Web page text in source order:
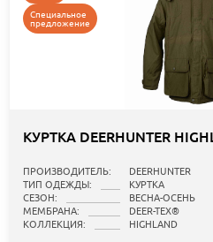
Специальное
предложение
КУРТКА DEERHUNTER
ПРОИЗВОДИТЕЛЬ:
DEERHUNTER
ТИП ОДЕЖДЫ:
КУРТКА
СЕЗОН:
ВЕСНА-ОСЕНЬ
МЕМБРАНА:
DEER-TEX®
КОЛЛЕКЦИЯ:
HIGHLAND